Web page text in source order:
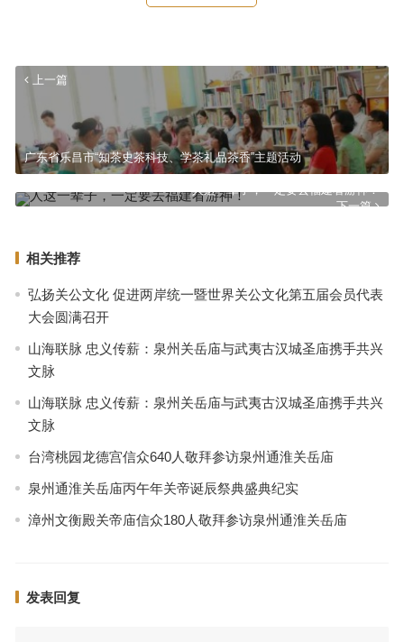
上一篇
广东省乐昌市“知茶史茶科技、学茶礼品茶香”主题活动
下一篇
人这一辈子，一定要去福建看游神！
相关推荐
弘扬关公文化 促进两岸统一暨世界关公文化第五届会员代表
大会圆满召开
山海联脉 忠义传薪：泉州关岳庙与武夷古汉城圣庙携手共兴
文脉
山海联脉 忠义传薪：泉州关岳庙与武夷古汉城圣庙携手共兴
文脉
台湾桃园龙德宫信众640人敬拜参访泉州通淮关岳庙
泉州通淮关岳庙丙午年关帝诞辰祭典盛典纪实
漳州文衡殿关帝庙信众180人敬拜参访泉州通淮关岳庙
发表回复